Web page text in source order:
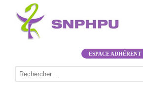
ESPACE ADHÉRENT